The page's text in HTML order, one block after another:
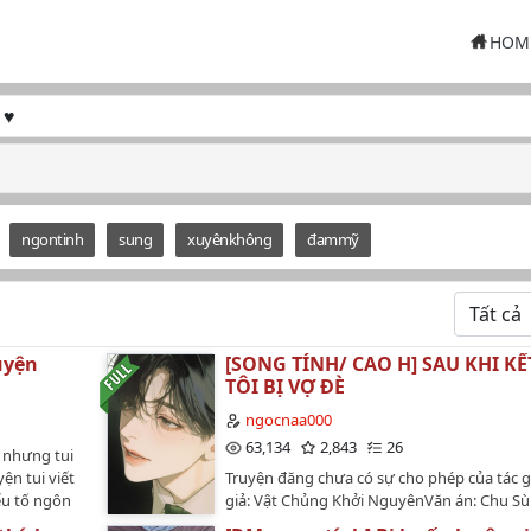
ngontinh sung xuyênkhông đammỹ
nhưng tui
tui viết
tố ngôn
[SONG TÍNH/ CAO H] SAU KHI
TÔI BỊ VỢ ĐÈ
ngocnaa000
63,134
2,843
26
Truyện đăng chưa có sự cho phép của tác
giả: Vật Chủng Khởi NguyênVăn án: Chu